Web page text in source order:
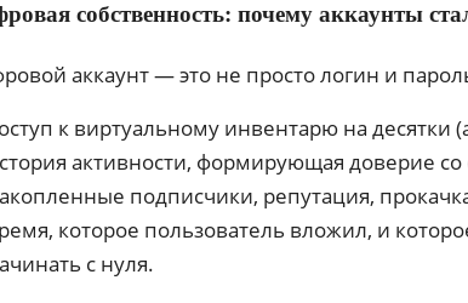
собственность: почему аккаунты
аккаунт — это не просто логин и
к виртуальному инвентарю на десятки
активности, формирующая доверие
подписчики, репутация,
которое пользователь вложил, и
с нуля.